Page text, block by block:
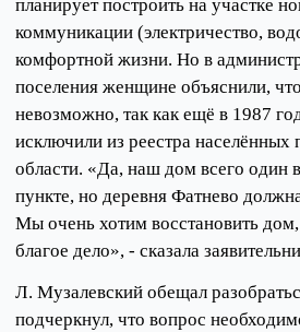
планирует построить на участке
коммуникации (электричество,
комфортной жизни. Но в
поселения женщине объяснили,
невозможно, так как ещё в 1987
исключили из реестра населённых
области. «Да, наш дом всего один
пункте, но деревня Фатнево
Мы очень хотим восстановить дом,
благое дело», - сказала
Л. Музалевский обещал
подчеркнул, что вопрос